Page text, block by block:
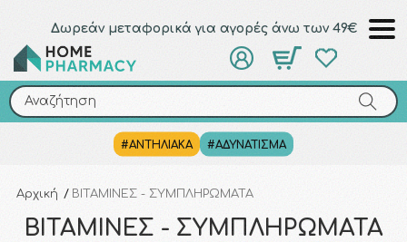
Δωρεάν μεταφορικά για αγορές άνω των 49€
Αναζήτηση
#ΑΝΤΗΛΙΑΚΑ #ΑΔΥΝΑΤΙΣΜΑ
Αναζήτηση
Αρχική / ΒΙΤΑΜΙΝΕΣ - ΣΥΜΠΛΗΡΩΜΑΤΑ
ΒΙΤΑΜΙΝΕΣ - ΣΥΜΠΛΗΡΩΜΑΤΑ